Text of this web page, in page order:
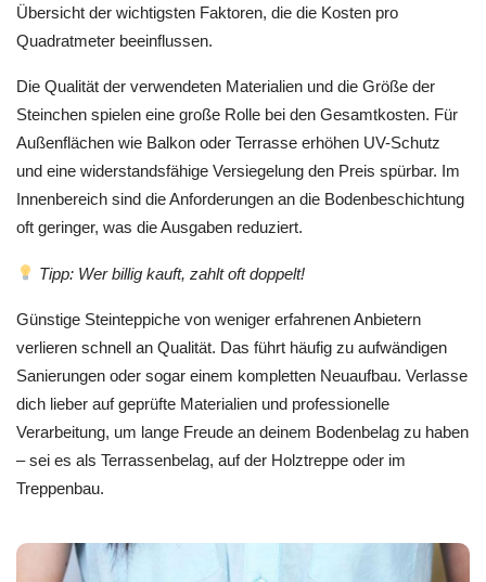
Übersicht der wichtigsten Faktoren, die die Kosten pro
Quadratmeter beeinflussen.
Die Qualität der verwendeten Materialien und die Größe der
Steinchen spielen eine große Rolle bei den Gesamtkosten. Für
Außenflächen wie Balkon oder Terrasse erhöhen UV-Schutz
und eine widerstandsfähige Versiegelung den Preis spürbar. Im
Innenbereich sind die Anforderungen an die Bodenbeschichtung
oft geringer, was die Ausgaben reduziert.
Tipp: Wer billig kauft, zahlt oft doppelt!
Günstige Steinteppiche von weniger erfahrenen Anbietern
verlieren schnell an Qualität. Das führt häufig zu aufwändigen
Sanierungen oder sogar einem kompletten Neuaufbau. Verlasse
dich lieber auf geprüfte Materialien und professionelle
Verarbeitung, um lange Freude an deinem Bodenbelag zu haben
– sei es als Terrassenbelag, auf der Holztreppe oder im
Treppenbau.